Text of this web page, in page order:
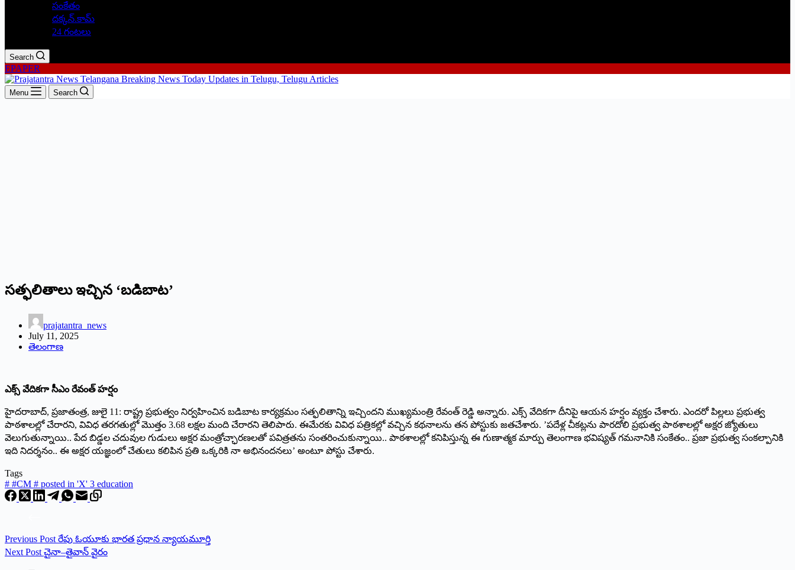
సంకేతం
దక్కన్.కామ్
24 గంటలు
Search
EPAPER
Menu Search
సత్ఫలితాలు ఇచ్చిన ‘బడిబాట’
prajatantra_news
July 11, 2025
తెలంగాణ
ఎక్స్‌ వేదికగా సీఎం రేవంత్‌ హర్షం
హైదరాబాద్‌, ప్రజాతంత్ర, జులై 11: రాష్ట్ర ప్రభుత్వం నిర్వహించిన బడిబాట కార్యక్రమం సత్ఫలితాన్ని ఇచ్చిందని ముఖ్యమంత్రి రేవంత్‌ రెడ్డి అన్నారు. ఎక్స్‌ వేదికగా దీనిపై ఆయన హర్షం వ్యక్తం చేశారు. ఎందరో పిల్లలు ప్రభుత్వ
పాఠశాలల్లో చేరారని, వివిధ తరగతుల్లో మొత్తం 3.68 లక్షల మంది చేరారని తెలిపారు. ఈమేరకు వివిధ పత్రికల్లో వచ్చిన కథనాలను తన పోస్టుకు జతచేశారు. ’పదేళ్ల చీకట్లను పారదోలి ప్రభుత్వ పాఠశాలల్లో అక్షర జ్యోతులు
వెలుగుతున్నాయి.. పేద బిడ్డల చదువుల గుడులు అక్షర మంత్రోచ్ఛారణలతో పవిత్రతను సంతరించుకున్నాయి.. పాఠశాలల్లో కనిపిస్తున్న ఈ గుణాత్మక మార్పు తెలంగాణ భవిష్యత్‌ గమనానికి సంకేతం.. ప్రజా ప్రభుత్వ సంకల్పానికి
ఇది నిదర్శనం.. ఈ అక్షర యజ్ఞంలో చేతులు కలిపిన ప్రతి ఒక్కరికి నా అభినందనలు’ అంటూ పోస్టు చేశారు.
Tags
# #CM # posted in 'X' 3 education
Previous Post రేపు ఓయూకు భార‌త ప్ర‌ధాన న్యాయ‌మూర్తి
Next Post చైనా–తైవాన్ వైరం